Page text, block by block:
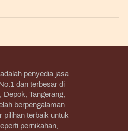
penyedia jasa
dan terbesar di
Depok, Tangerang,
berpengalaman
pilihan terbaik untuk
pernikahan,